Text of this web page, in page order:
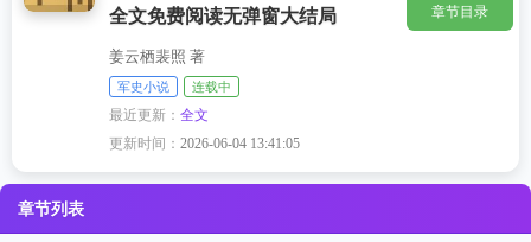
全文免费阅读无弹窗大结局
姜云栖裴照 著
军史小说 连载中
最近更新：全文
更新时间：2026-06-04 13:41:05
章节目录
章节列表